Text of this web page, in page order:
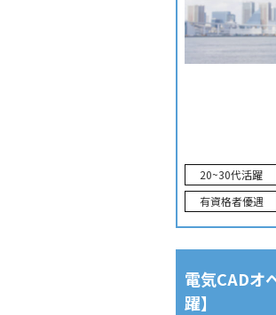
20~30代活躍
有資格者優遇
電気CADオ
躍】